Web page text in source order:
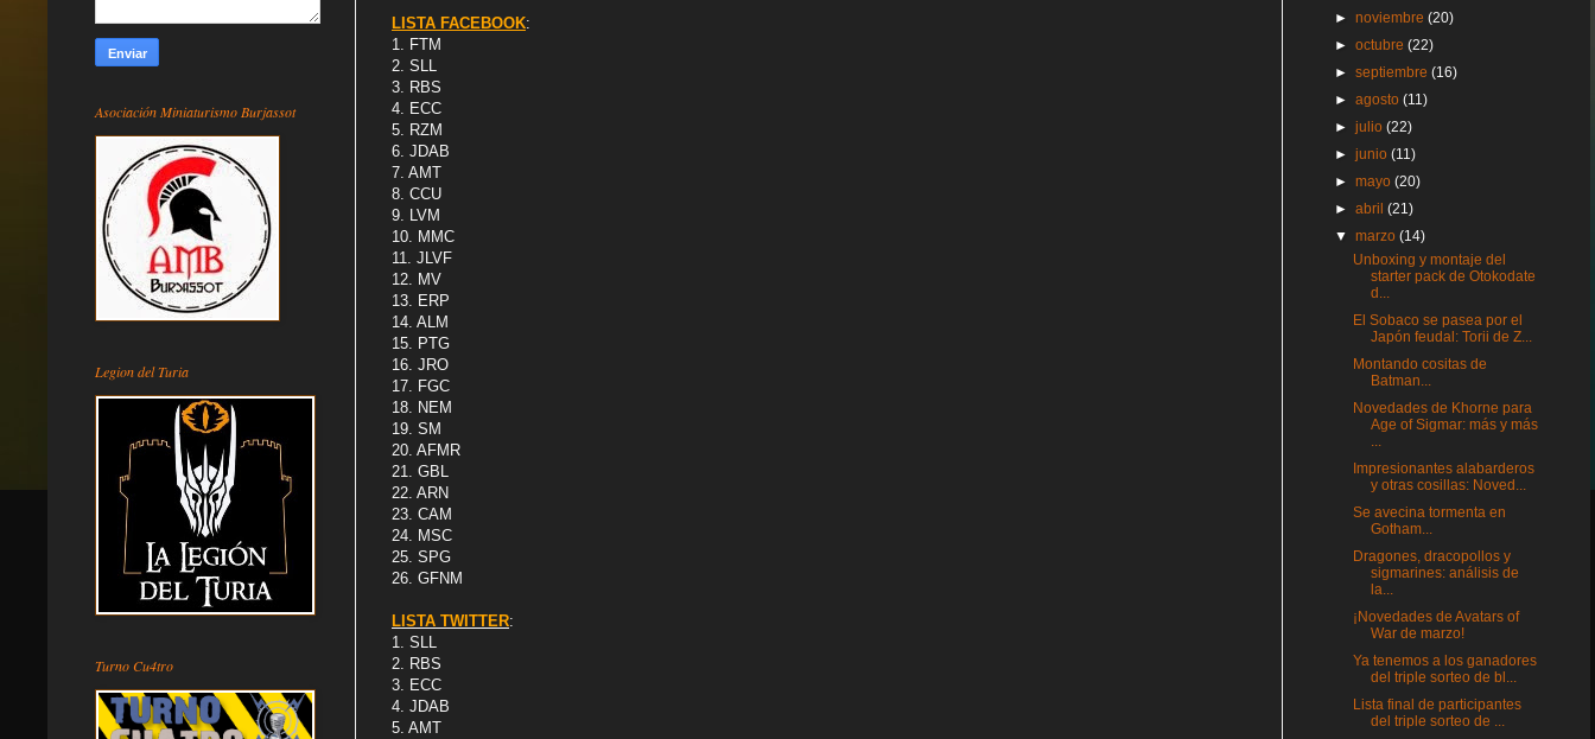
LISTA FACEBOOK:
1. FTM
2. SLL
3. RBS
4. ECC
5. RZM
6. JDAB
7. AMT
8. CCU
9. LVM
10. MMC
11. JLVF
12. MV
13. ERP
14. ALM
15. PTG
16. JRO
17. FGC
18. NEM
19. SM
20. AFMR
21. GBL
22. ARN
23. CAM
24. MSC
25. SPG
26. GFNM
LISTA TWITTER:
1. SLL
2. RBS
3. ECC
4. JDAB
5. AMT
Asociación Miniaturismo Burjassot
Legion del Turia
Turno Cu4tro
►noviembre(20)
►octubre(22)
►septiembre(16)
►agosto(11)
►julio(22)
►junio(11)
►mayo(20)
►abril(21)
▼marzo(14)
Unboxing y montaje del
starter pack de Otokodate
d...
El Sobaco se pasea por el
Japón feudal: Torii de Z...
Montando cositas de
Batman...
Novedades de Khorne para
Age of Sigmar: más y más
...
Impresionantes alabarderos
y otras cosillas: Noved...
Se avecina tormenta en
Gotham...
Dragones, dracopollos y
sigmarines: análisis de
la...
¡Novedades de Avatars of
War de marzo!
Ya tenemos a los ganadores
del triple sorteo de bl...
Lista final de participantes
del triple sorteo de ...